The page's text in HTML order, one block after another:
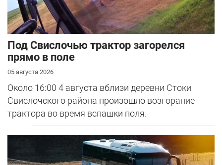
Под Свислочью трактор загорелся
прямо в поле
05 августа 2026
Около 16:00 4 августа вблизи деревни Стоки
Свислочского района произошло возгорание
трактора во время вспашки поля.